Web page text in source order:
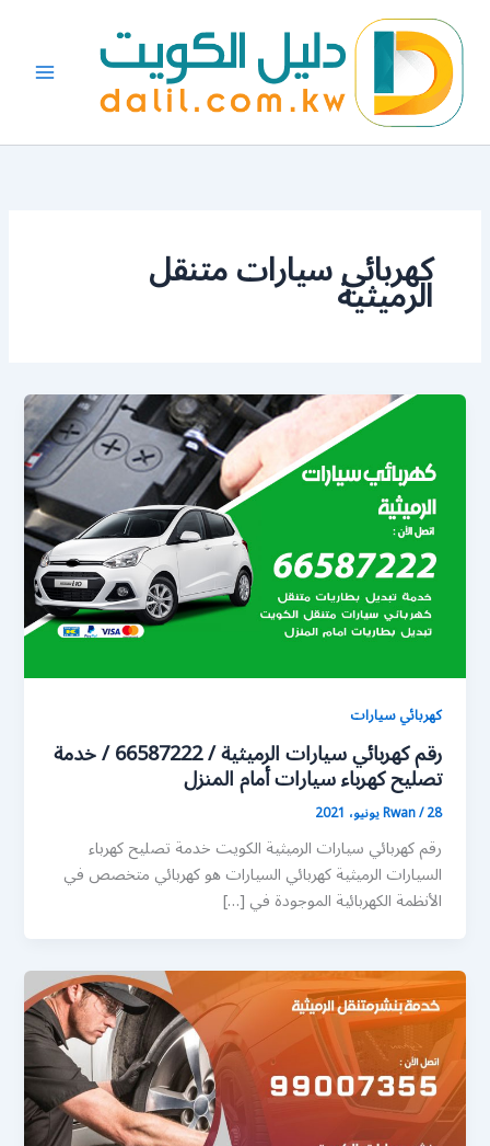
المحتوى
كهربائي سيارات متنقل
الرميثية
كهربائي سيارات
رقم كهربائي سيارات الرميثية / 66587222 / خدمة
تصليح كهرباء سيارات أمام المنزل
Rwan/28 يونيو، 2021
رقم كهربائي سيارات الرميثية الكويت خدمة تصليح كهرباء
السيارات الرميثية كهربائي السيارات هو كهربائي متخصص في
الأنظمة الكهربائية الموجودة في […]